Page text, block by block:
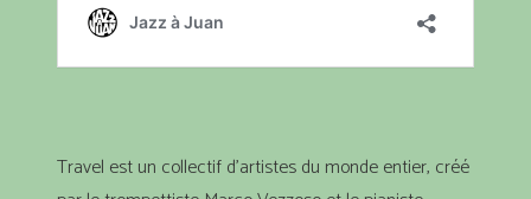
Travel est un collectif d’artistes du monde entier, créé